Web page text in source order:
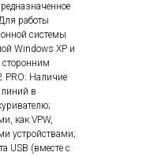
работы
системы
Windows XP и
сторонним
PRO: Наличие
линий в
как VPW,
устройствами;
USB (вместе с